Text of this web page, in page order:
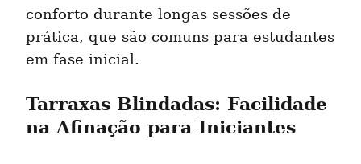
conforto durante longas sessões de
prática, que são comuns para estudantes
em fase inicial.
Tarraxas Blindadas: Facilidade
na Afinação para Iniciantes